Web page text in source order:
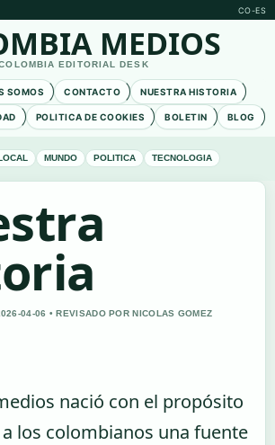
CO-ES
MEDIOS
EDITORIAL DESK
SOMOS CONTACTO NUESTRA HISTORIA
POLITICA DE COOKIES BOLETIN BLOG
MUNDO POLITICA TECNOLOGIA
04-06 • REVISADO POR NICOLAS GOMEZ
nació con el propósito
los colombianos una fuente